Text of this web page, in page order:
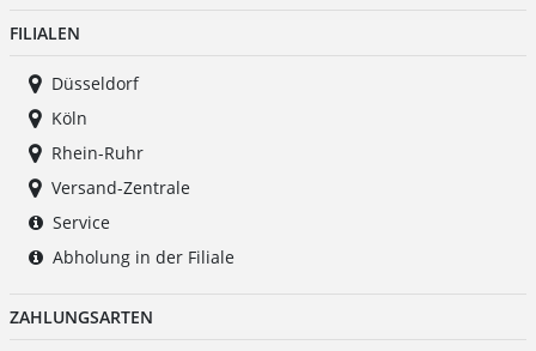
FILIALEN
Düsseldorf
Köln
Rhein-Ruhr
Versand-Zentrale
Service
Abholung in der Filiale
ZAHLUNGSARTEN